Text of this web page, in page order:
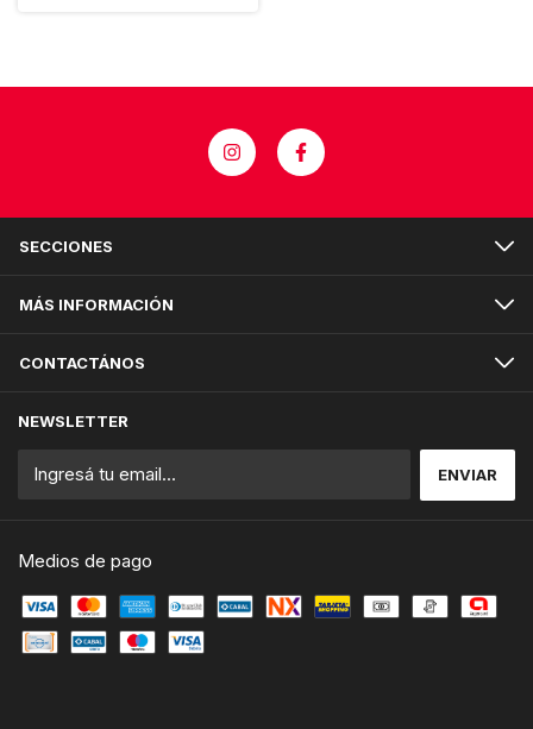
SECCIONES
MÁS INFORMACIÓN
CONTACTÁNOS
NEWSLETTER
Medios de pago